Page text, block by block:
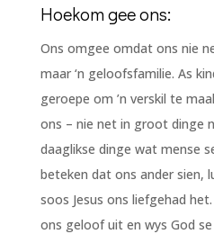
Hoekom gee ons:
Ons omgee omdat ons nie
maar ‘n geloofsfamilie. As
geroepe om ’n verskil te
ons – nie net in groot dinge
daaglikse dinge wat mense
beteken dat ons ander sien,
soos Jesus ons liefgehad
ons geloof uit en wys God